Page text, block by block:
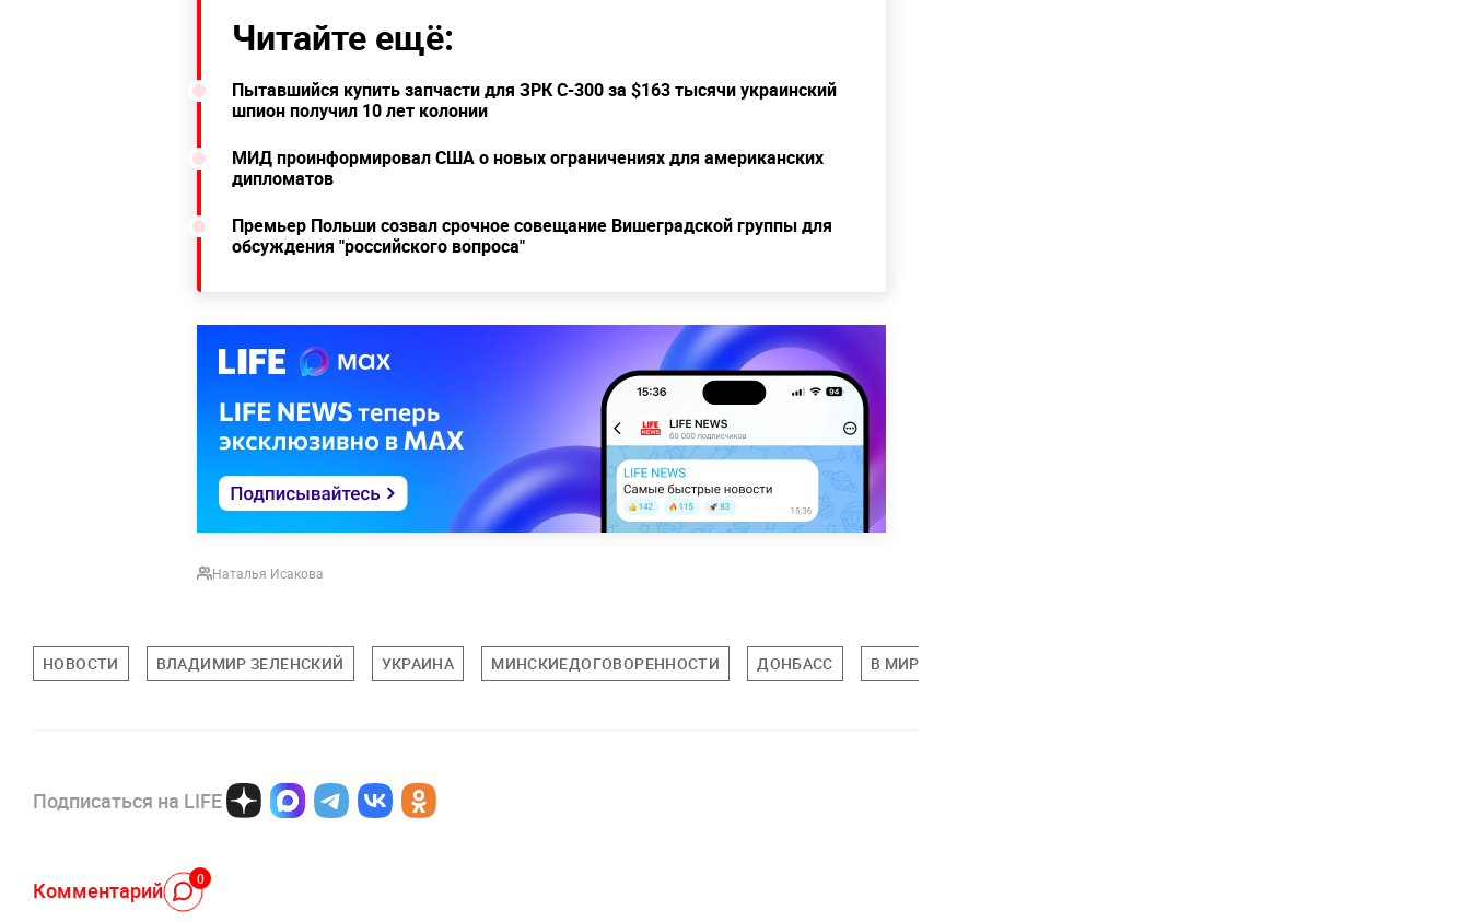
Читайте ещё:
Пытавшийся купить запчасти для ЗРК С-300 за $163 тысячи украинский
шпион получил 10 лет колонии
МИД проинформировал США о новых ограничениях для американских
дипломатов
Премьер Польши созвал срочное совещание Вишеградской группы для
обсуждения "российского вопроса"
Наталья Исакова
НОВОСТИ ВЛАДИМИР ЗЕЛЕНСКИЙ УКРАИНА МИНСКИЕДОГОВОРЕННОСТИ ДОНБАСС В МИРЕ
Подписаться на LIFE
Комментарий 0